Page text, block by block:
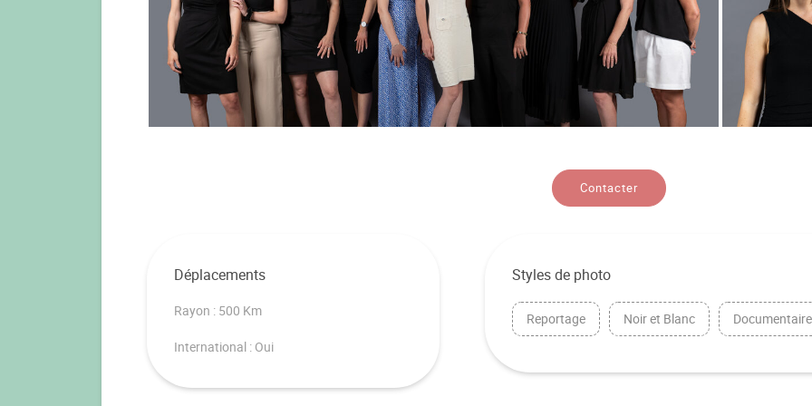
Contacter
Déplacements
Rayon : 500 Km
International : Oui
Styles de photo
Reportage Noir et Blanc Documentaire